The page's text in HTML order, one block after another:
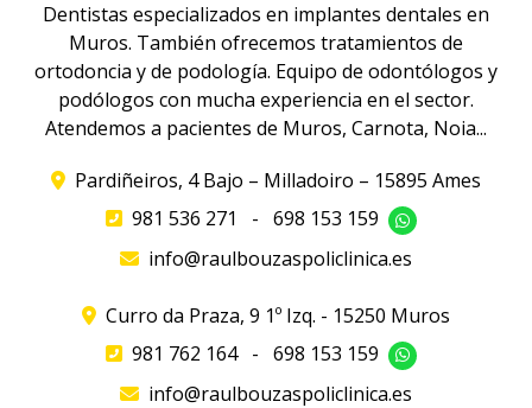
Dentistas especializados en implantes dentales en
Muros. También ofrecemos tratamientos de
ortodoncia y de podología. Equipo de odontólogos y
podólogos con mucha experiencia en el sector.
Atendemos a pacientes de Muros, Carnota, Noia...
Pardiñeiros, 4 Bajo – Milladoiro – 15895 Ames
981 536 271
- 698 153 159
info@raulbouzaspoliclinica.es
Curro da Praza, 9 1º Izq. - 15250 Muros
981 762 164 - 698 153 159
info@raulbouzaspoliclinica.es